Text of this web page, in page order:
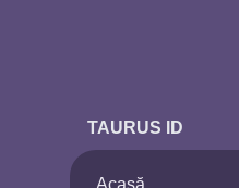
TAURUS ID
Acasă